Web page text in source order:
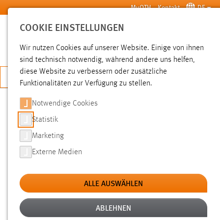
Zum Hauptinhalt springen MyOTH Kontakt DE
SUCHE
JETZT BEWERBEN
SUCHE
FILTER
Typ
Erstellungsdatum
COOKIE EINSTELLUNGEN
Wir nutzen Cookies auf unserer Website. Einige von ihnen
sind technisch notwendig, während andere uns helfen,
diese Website zu verbessern oder zusätzliche
Funktionalitäten zur Verfügung zu stellen.
Notwendige Cookies
Statistik
Marketing
Externe Medien
ALLE AUSWÄHLEN
ABLEHNEN